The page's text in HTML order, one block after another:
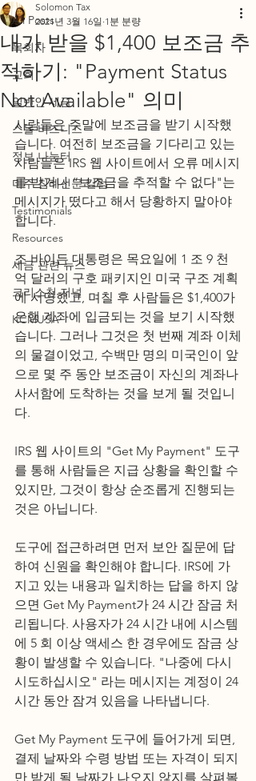
All Posts
목회자
교회
일반인 세금
스몰 비즈니스
정보 나눔터
미주 침례신문 칼럼
Testimonials
Resources
세금 관련 뉴스
크리스천 저널
KCMUSA
내가 받을 $1,400 보조금 추
적하기: "Payment Status
Not Available" 의미
Solomon Tax
2021년 3월 16일 1분 분량
사람들은 주말에 보조금을 받기 시작했
습니다. 여전히 보조금을 기다리고 있는
사람들은 IRS 웹 사이트에서 오류 메시지
를 받거나 “보조금을 추적할 수 없다"는
메시지가 떴다고 해서 당황하지 말아야
합니다.
조 바이든 대통령은 목요일에 1 조 9 천
억 달러의 구호 패키지인 미국 구조 계획
에 서명했고, 며칠 후 사람들은 $1,400가
은행 계좌에 입금되는 것을 보기 시작했
습니다. 그러나 그것은 첫 번째 계좌 이체
의 물결이었고, 수백만 명의 미국인이 앞
으로 몇 주 동안 보조금이 자신의 계좌나
사서함에 도착하는 것을 보게 될 것입니
다.
IRS 웹 사이트의 "Get My Payment" 도구
를 통해 사람들은 지급 상황을 확인할 수
있지만, 그것이 항상 순조롭게 진행되는
것은 아닙니다.
도구에 접근하려면 먼저 보안 질문에 답
하여 신원을 확인해야 합니다. IRS에 가
지고 있는 내용과 일치하는 답을 하지 않
으면 Get My Payment가 24 시간 잠금 처
리됩니다. 사용자가 24 시간 내에 시스템
에 5 회 이상 액세스 한 경우에도 잠금 상
황이 발생할 수 있습니다. "나중에 다시
시도하십시오" 라는 메시지는 계정이 24
시간 동안 잠겨 있음을 나타냅니다.
Get My Payment 도구에 들어가게 되면,
결제 날짜와 수령 방법 또는 자격이 되지
만 받게 될 날짜가 나오지 않지를 살펴볼